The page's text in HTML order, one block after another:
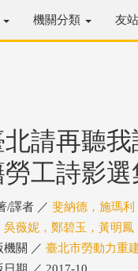
機關分類 友
北請再聽
勞工詩影選
/譯者 ／ 斐納德，施瑪
吳薇妮，鄭碧玉，黃明
機關 ／ 臺北市勞動力重